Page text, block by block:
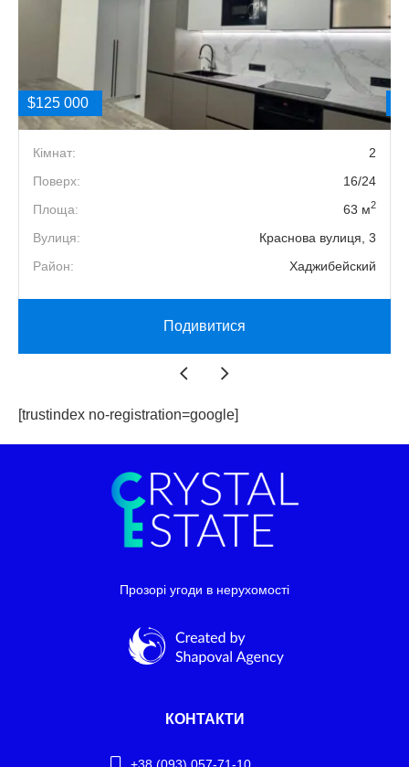
$125 000
Кімнат:
2
Поверх:
16/24
Площа:
63 м2
Вулиця:
Краснова вулиця, 3
Район:
Хаджибейский
Подивитися
[trustindex no-registration=google]
Прозорі угоди в нерухомості
КОНТАКТИ
+38 (093) 057-71-10